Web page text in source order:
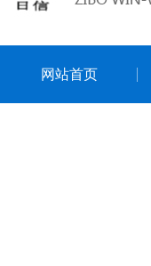
网站首页